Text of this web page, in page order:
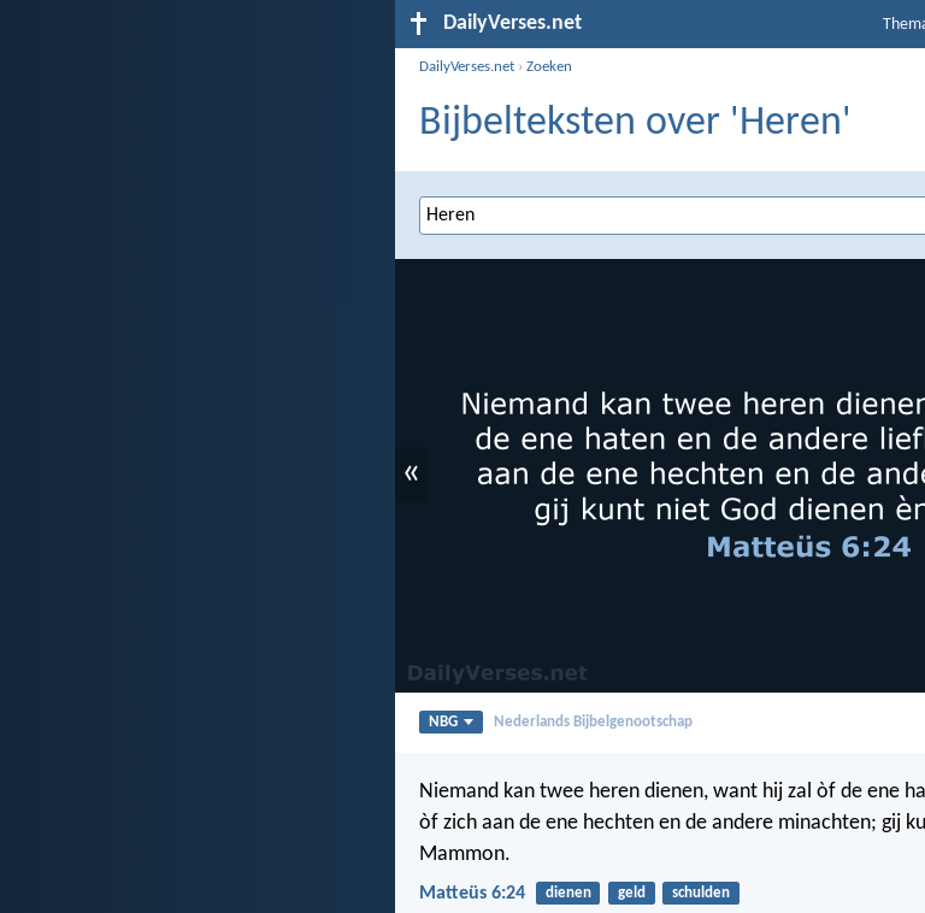
DailyVerses.net
DailyVerses.net ›Zoeken
Bijbelteksten over 'Heren'
«
NBG Nederlands Bijbelgenootschap
Niemand kan twee heren dienen, want hij zal òf de ene
òf zich aan de ene hechten en de andere minachten; gij
Mammon.
Matteüs 6:24 dienen geld schulden